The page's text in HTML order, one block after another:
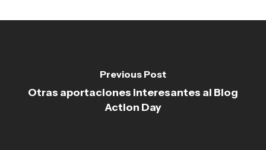
Previous Post
Otras aportaciones interesantes al Blog
Action Day